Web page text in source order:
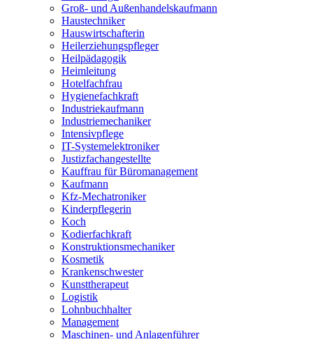
Groß- und Außenhandelskaufmann
Haustechniker
Hauswirtschafterin
Heilerziehungspfleger
Heilpädagogik
Heimleitung
Hotelfachfrau
Hygienefachkraft
Industriekaufmann
Industriemechaniker
Intensivpflege
IT-Systemelektroniker
Justizfachangestellte
Kauffrau für Büromanagement
Kaufmann
Kfz-Mechatroniker
Kinderpflegerin
Koch
Kodierfachkraft
Konstruktionsmechaniker
Kosmetik
Krankenschwester
Kunsttherapeut
Logistik
Lohnbuchhalter
Management
Maschinen- und Anlagenführer